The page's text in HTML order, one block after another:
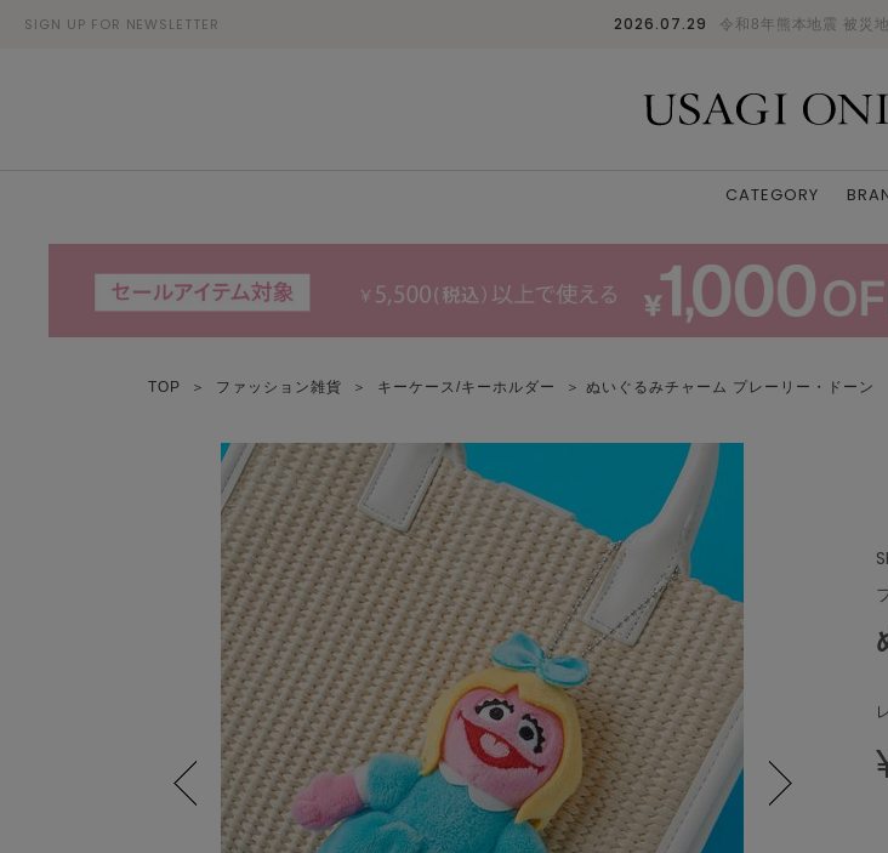
SIGN UP FOR NEWSLETTER 2026.07.29 令和8年熊本地震 被災
CATEGORY
TOP ＞ ファッション雑貨 ＞ キーケース/キーホルダー ＞ ぬいぐるみチャーム プレーリー・ドーン